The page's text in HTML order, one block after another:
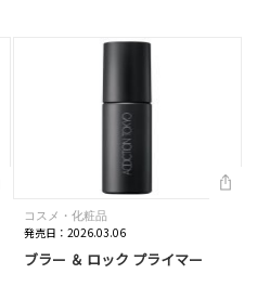
コスメ・化粧品
発売日：2026.03.06
ブラー ＆ ロック プライマー